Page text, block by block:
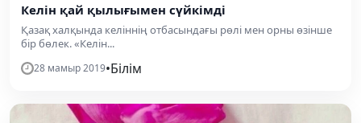
Келін қай қылығымен сүйкімді
Қазақ халқында келіннің отбасындағы рөлі мен орны өзінше
бір бөлек. «Келін...
28 мамыр 2019•Білім